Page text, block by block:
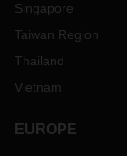
Singapore
Taiwan Region
Thailand
Vietnam
EUROPE